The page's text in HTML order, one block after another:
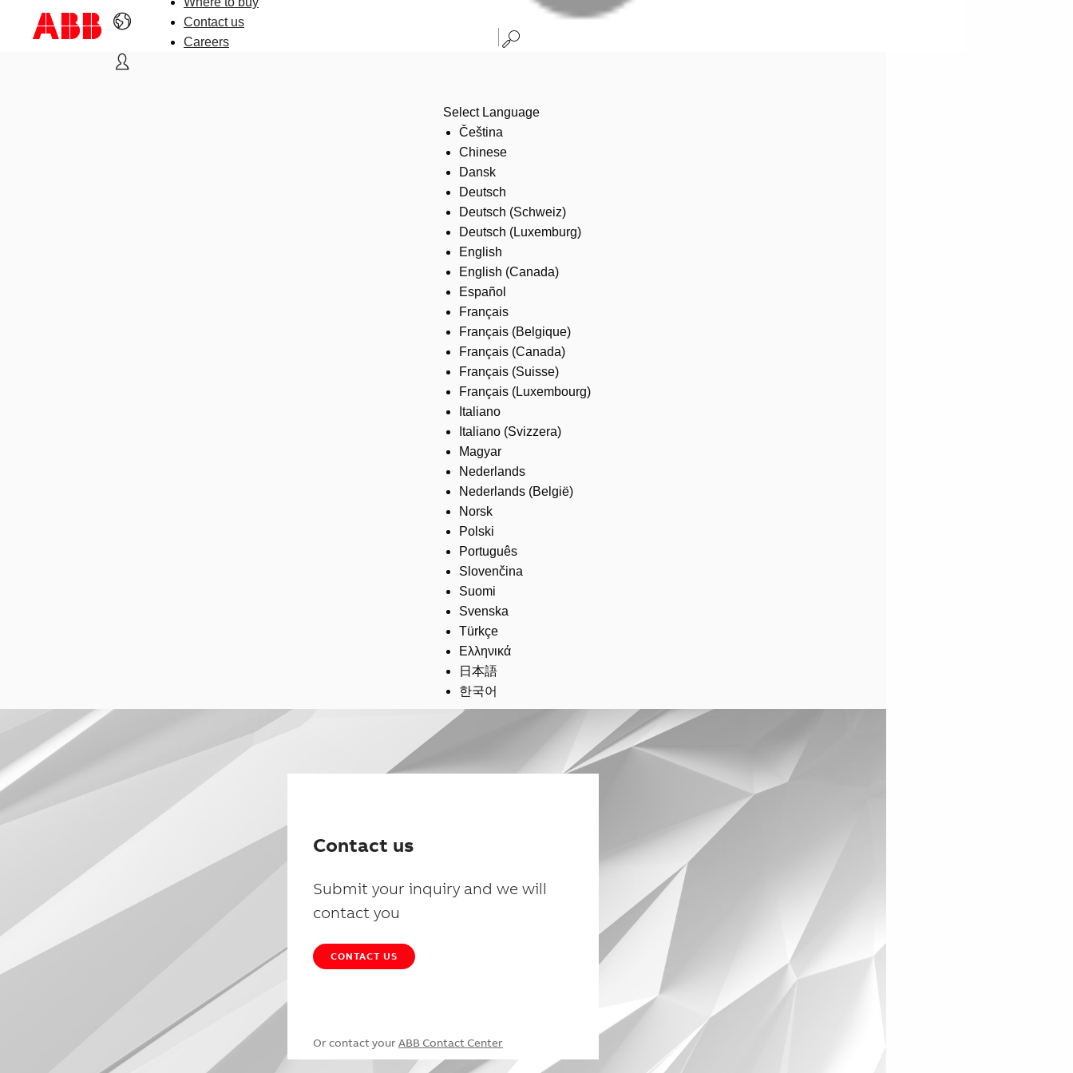
Contact us
Careers
Select Language
Čeština
Chinese
Dansk
Deutsch
Deutsch (Schweiz)
Deutsch (Luxemburg)
English
English (Canada)
Español
Français
Français (Belgique)
Français (Canada)
Français (Suisse)
Français (Luxembourg)
Italiano
Italiano (Svizzera)
Magyar
Nederlands
Nederlands (België)
Norsk
Polski
Português
Slovenčina
Suomi
Svenska
Türkçe
Ελληνικά
日本語
한국어
Contact us
Submit your inquiry and we will
contact you
CONTACT US
Or contact your ABB Contact Center